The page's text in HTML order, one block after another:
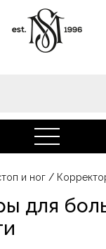
открыть
меню
и ног /
для